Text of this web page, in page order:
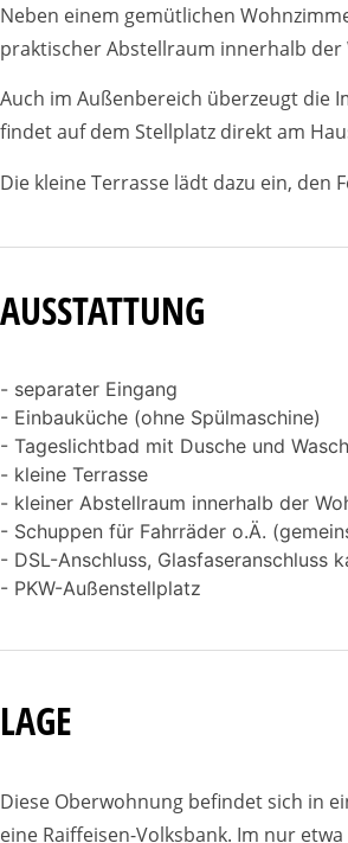
Neben einem gemütlichen
praktischer Abstellraum innerhalb
Auch im Außenbereich überzeugt die
findet auf dem Stellplatz direkt am
Die kleine Terrasse lädt dazu ein, den
AUSSTATTUNG
- separater Eingang
- Einbauküche (ohne Spülmaschine)
- Tageslichtbad mit Dusche und
- kleine Terrasse
- kleiner Abstellraum innerhalb der
- Schuppen für Fahrräder o.Ä.
- DSL-Anschluss, Glasfaseranschluss
- PKW-Außenstellplatz
LAGE
Diese Oberwohnung befindet sich in
eine Raiffeisen-Volksbank. Im nur